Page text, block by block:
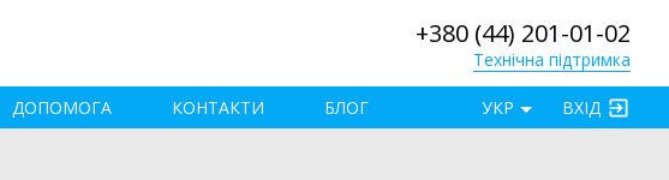
+380 (44) 201-01-02
Технічна підтримка
ДОПОМОГА КОНТАКТИ БЛОГ ВХІД
УКР